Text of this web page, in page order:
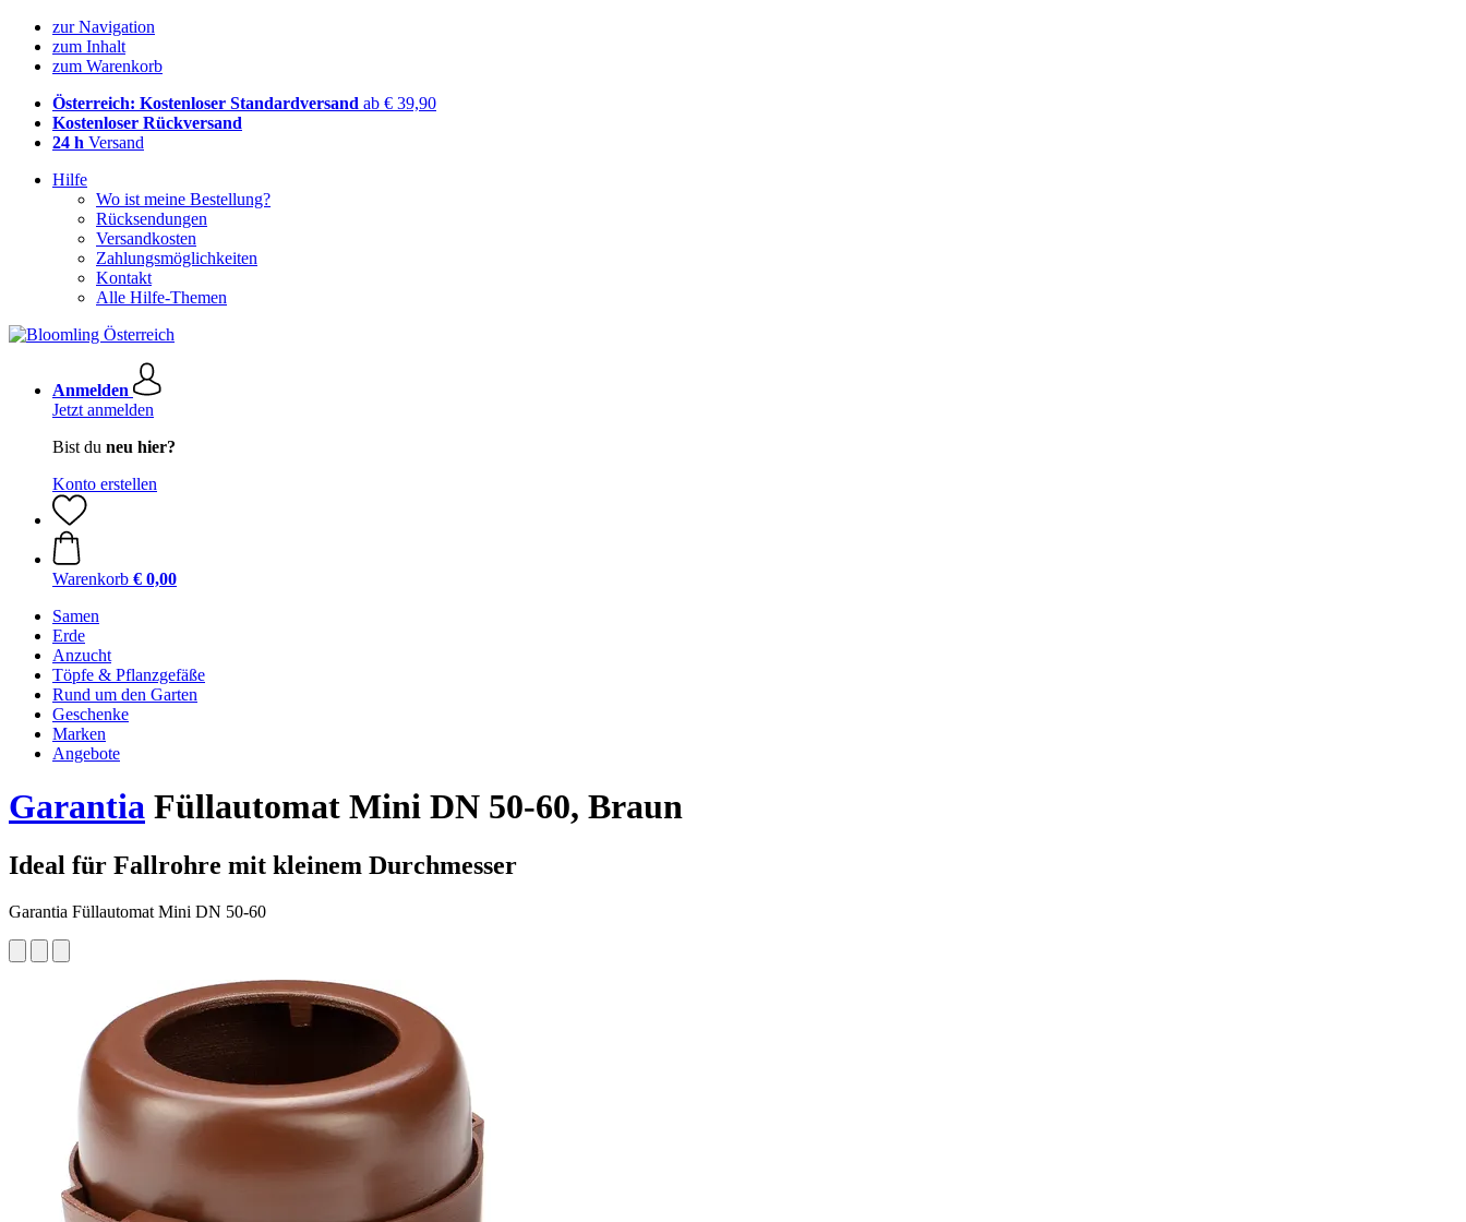
zur Navigation
zum Inhalt
zum Warenkorb
Österreich: Kostenloser Standardversand ab € 39,90
Kostenloser Rückversand
24 h Versand
Hilfe
Wo ist meine Bestellung?
Rücksendungen
Versandkosten
Zahlungsmöglichkeiten
Kontakt
Alle Hilfe-Themen
Anmelden
Jetzt anmelden
Bist du neu hier?
Konto erstellen
Warenkorb € 0,00
Samen
Erde
Anzucht
Töpfe & Pflanzgefäße
Rund um den Garten
Geschenke
Marken
Angebote
Garantia Füllautomat Mini DN 50-60, Braun
Ideal für Fallrohre mit kleinem Durchmesser
Garantia Füllautomat Mini DN 50-60